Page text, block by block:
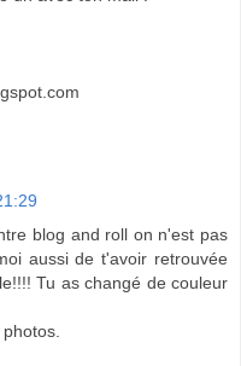
blog and roll on n'est pas
aussi de t'avoir retrouvée
Tu as changé de couleur